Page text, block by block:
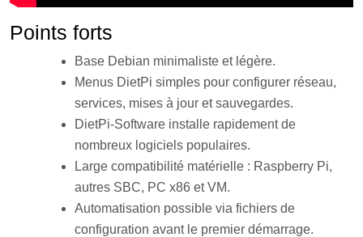
Points forts
Base Debian minimaliste et légère.
Menus DietPi simples pour configurer réseau,
services, mises à jour et sauvegardes.
DietPi-Software installe rapidement de
nombreux logiciels populaires.
Large compatibilité matérielle : Raspberry Pi,
autres SBC, PC x86 et VM.
Automatisation possible via fichiers de
configuration avant le premier démarrage.